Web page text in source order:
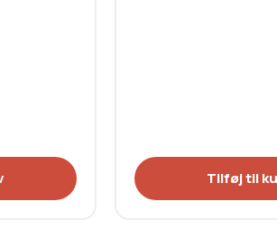
Tilføj til